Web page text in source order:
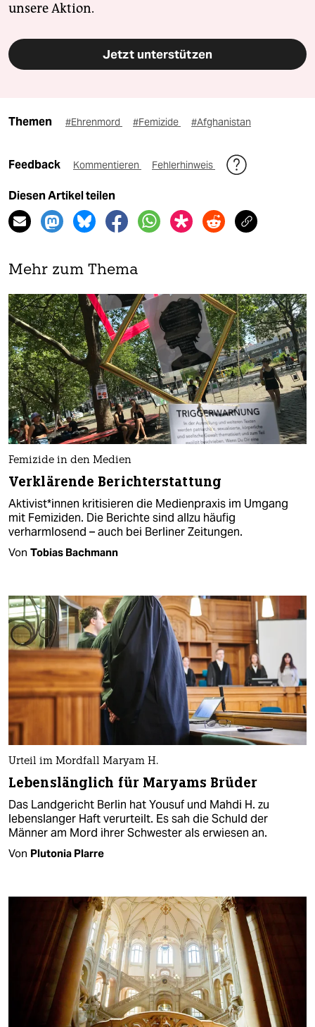
unsere Aktion.
Jetzt unterstützen
Themen #Ehrenmord #Femizide #Afghanistan
Feedback Kommentieren Fehlerhinweis
Diesen Artikel teilen
Mehr zum Thema
Femizide in den Medien
Verklärende Berichterstattung
Ak­ti­vis­t*in­nen kritisieren die Medienpraxis im Umgang
mit Femiziden. Die Berichte sind allzu häufig
verharmlosend – auch bei Berliner Zeitungen.
Von Tobias Bachmann
Urteil im Mordfall Maryam H.
Lebenslänglich für Maryams Brüder
Das Landgericht Berlin hat Yousuf und Mahdi H. zu
lebenslanger Haft verurteilt. Es sah die Schuld der
Männer am Mord ihrer Schwester als erwiesen an.
Von Plutonia Plarre